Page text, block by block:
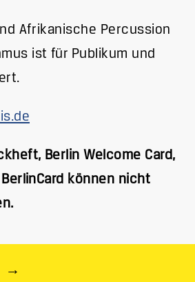
Afrikanische Percussion
ist für Publikum und
Berlin Welcome Card,
können nicht